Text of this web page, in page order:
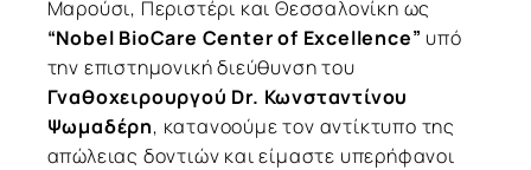
Μαρούσι, Περιστέρι και Θεσσαλονίκη ως
“Nobel BioCare Centerof Excellence” υπό
την επιστημονική διεύθυνση του
Γναθοχειρουργού Dr. Κωνσταντίνου
Ψωμαδέρη, κατανοούμε τον αντίκτυπο της
απώλειας δοντιών και είμαστε υπερήφανοι